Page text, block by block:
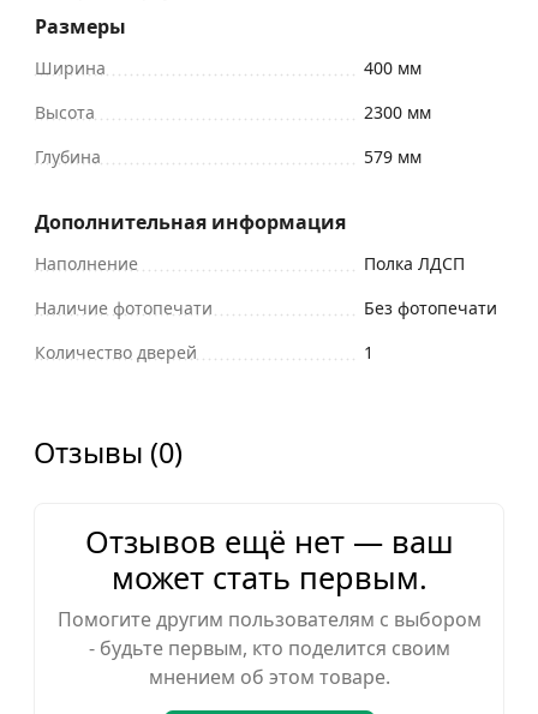
Размеры
Ширина
400 мм
Высота
2300 мм
Глубина
579 мм
Дополнительная информация
Наполнение
Полка ЛДСП
Наличие фотопечати
Без фотопечати
Количество дверей
1
Отзывы (0)
Отзывов ещё нет — ваш
может стать первым.
Помогите другим пользователям с выбором
- будьте первым, кто поделится своим
мнением об этом товаре.